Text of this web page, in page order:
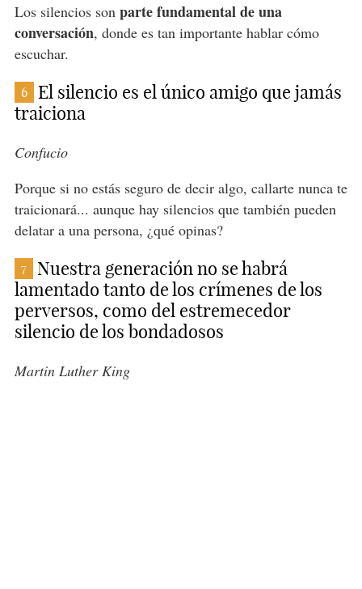
Los silencios son parte fundamental de una
conversación, donde es tan importante hablar cómo
escuchar.
6
El silencio es el único amigo que jamás
traiciona
Confucio
Porque si no estás seguro de decir algo, callarte nunca te
traicionará... aunque hay silencios que también pueden
delatar a una persona, ¿qué opinas?
7
Nuestra generación no se habrá
lamentado tanto de los crímenes de los
perversos, como del estremecedor
silencio de los bondadosos
Martin Luther King